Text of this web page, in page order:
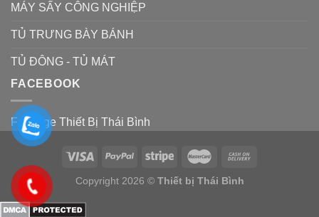
MÁY SẤY CÔNG NGHIỆP
TỦ TRƯNG BÀY BÁNH
TỦ ĐÔNG - TỦ MÁT
FACEBOOK
Fanpage Thiết Bị Thái Bình
Copyright 2026 © Thiết bị Thái Bình